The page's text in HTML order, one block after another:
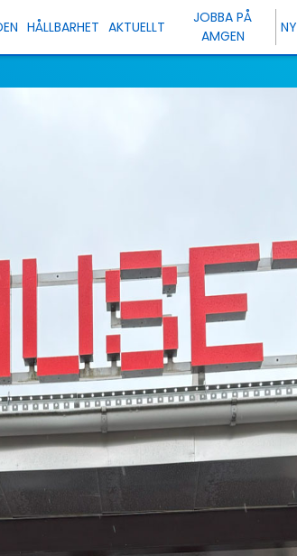
HÅLLBARHET AKTUELLT
JOBBA PÅ
AMGEN